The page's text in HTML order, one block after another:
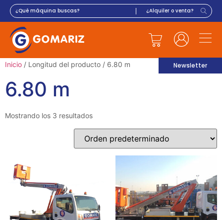
Newsletter
Inicio / Longitud del producto / 6.80 m
6.80 m
Mostrando los 3 resultados